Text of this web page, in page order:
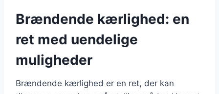
Brændende kærlighed: en
ret med uendelige
muligheder
Brændende kærlighed er en ret, der kan